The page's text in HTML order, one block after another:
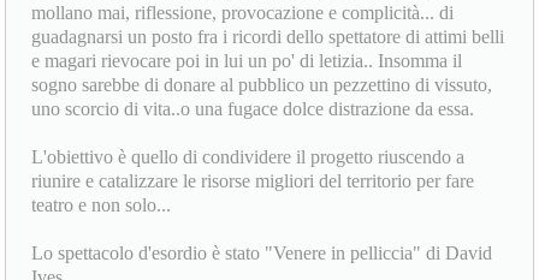
Il sogno sarebbe... poter donare un pizzico di buon sano
irriverente melodramma, grandi risate e sorrisi che non
mollano mai, riflessione, provocazione e complicità... di
guadagnarsi un posto fra i ricordi dello spettatore di attimi belli
e magari rievocare poi in lui un po' di letizia.. Insomma il
sogno sarebbe di donare al pubblico un pezzettino di vissuto,
uno scorcio di vita..o una fugace dolce distrazione da essa.
riunire e catalizzare le risorse migliori del territorio per fare
teatro e non solo...